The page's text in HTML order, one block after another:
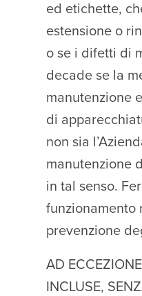
ed etichette,
estensione o
o se i difetti di
decade se la
manutenzione
di
non sia
manutenzione
in tal senso.
funzionamento
prevenzione
AD
INCLUSE,